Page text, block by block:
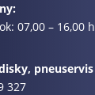
07,00 – 16,00
pneuservis
327